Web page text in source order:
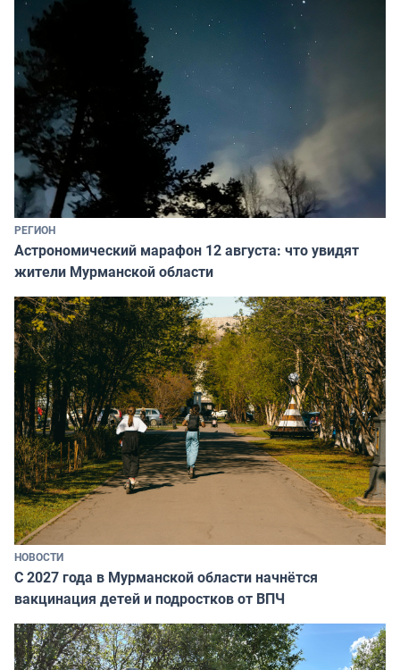
РЕГИОН
Астрономический марафон 12 августа: что увидят
жители Мурманской области
НОВОСТИ
С 2027 года в Мурманской области начнётся
вакцинация детей и подростков от ВПЧ